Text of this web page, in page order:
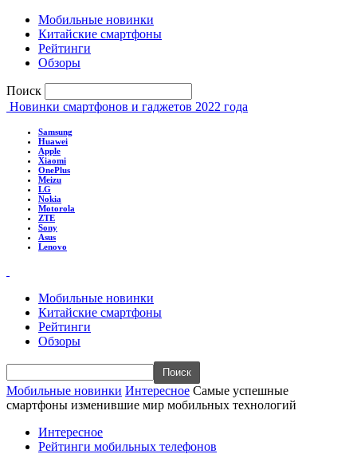
Мобильные новинки
Китайские смартфоны
Рейтинги
Обзоры
Поиск
Новинки смартфонов и гаджетов 2022 года
Samsung
Huawei
Apple
Xiaomi
OnePlus
Meizu
LG
Nokia
Motorola
ZTE
Sony
Asus
Lenovo
Мобильные новинки
Китайские смартфоны
Рейтинги
Обзоры
Мобильные новинки Интересное Самые успешные
смартфоны изменившие мир мобильных технологий
Интересное
Рейтинги мобильных телефонов